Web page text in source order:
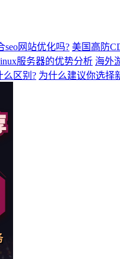
网站优化吗? 美国高防
服务器的优势分析 海外
么区别? 为什么建议你选择